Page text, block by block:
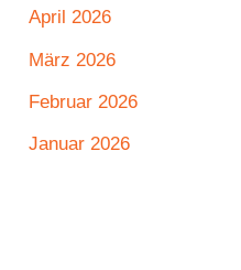
April 2026
März 2026
Februar 2026
Januar 2026